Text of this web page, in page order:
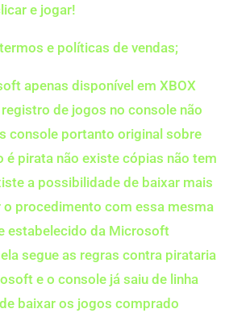
e jogar!
e políticas de vendas;
apenas disponível em XBOX
de jogos no console não
console portanto original sobre
pirata não existe cópias não tem
a possibilidade de baixar mais
o procedimento com essa mesma
estabelecido da Microsoft
segue as regras contra pirataria
e o console já saiu de linha
baixar os jogos comprado